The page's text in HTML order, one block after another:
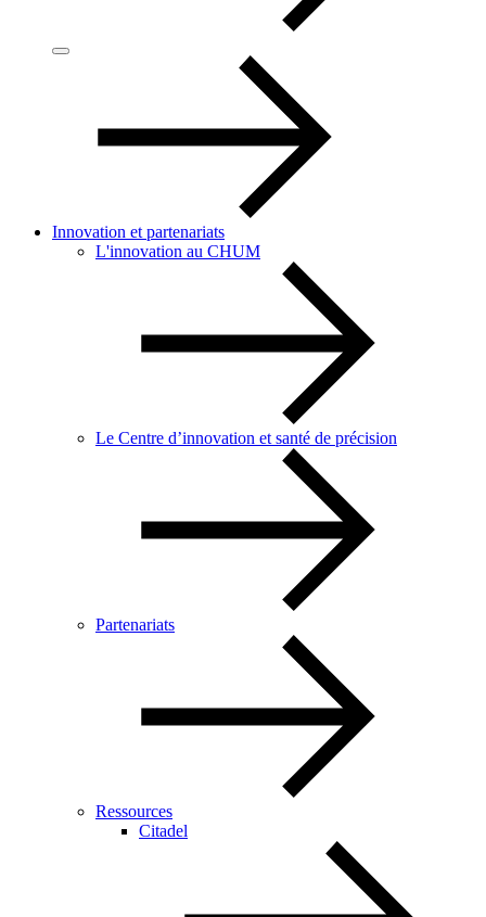
Innovation et partenariats
L'innovation au CHUM
Le Centre d’innovation et santé de précision
Partenariats
Ressources
Citadel